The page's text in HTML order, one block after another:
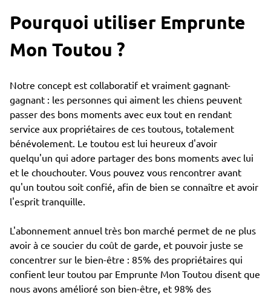
Pourquoi utiliser Emprunte
Mon Toutou ?
Notre concept est collaboratif et vraiment gagnant-
gagnant : les personnes qui aiment les chiens peuvent
passer des bons moments avec eux tout en rendant
service aux propriétaires de ces toutous, totalement
bénévolement. Le toutou est lui heureux d'avoir
quelqu'un qui adore partager des bons moments avec lui
et le chouchouter. Vous pouvez vous rencontrer avant
qu'un toutou soit confié, afin de bien se connaître et avoir
l'esprit tranquille.
L'abonnement annuel très bon marché permet de ne plus
avoir à ce soucier du coût de garde, et pouvoir juste se
concentrer sur le bien-être : 85% des propriétaires qui
confient leur toutou par Emprunte Mon Toutou disent que
nous avons amélioré son bien-être, et 98% des